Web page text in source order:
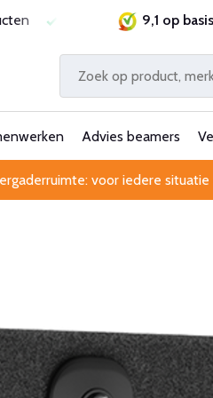
prijsgarantie Al 25 jaar
9,1 op
Advies beamers
voor iedere